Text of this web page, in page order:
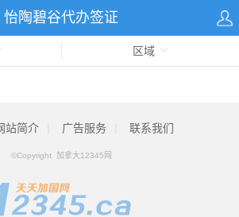
怡陶碧谷代办签证
区域
站简介 广告服务 联系我们
©Copyright 加拿大12345网